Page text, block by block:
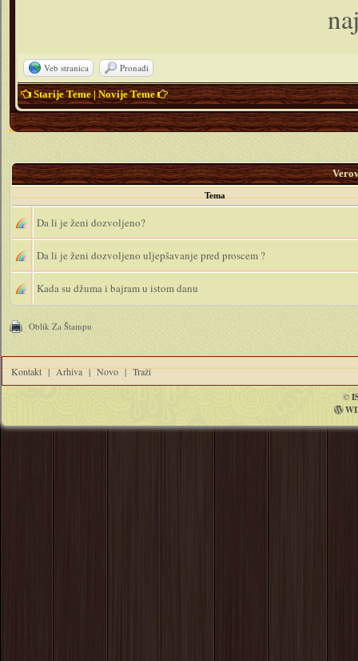
Veb stranica Pronađi
Starije Teme|Novije Teme
Tema
Da li je ženi dozvoljeno?
Da li je ženi dozvoljeno uljepšavanje pred proscem ?
Kada su džuma i bajram u istom danu
Oblik Za Štampu
Kontakt | Arhiva | Novo | Traži
©